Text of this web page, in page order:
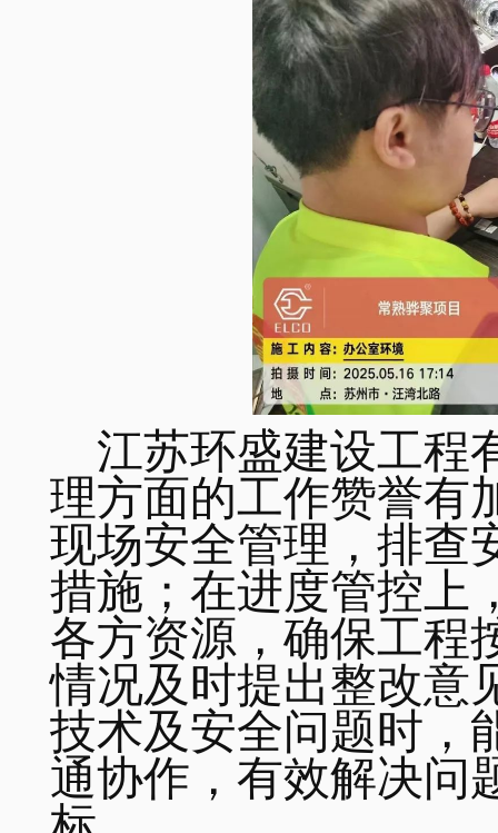
江苏环盛建设工程
理方面的工作赞誉有
现场安全管理，排查
措施；在进度管控上
各方资源，确保工程
情况及时提出整改意
技术及安全问题时，
通协作，有效解决问